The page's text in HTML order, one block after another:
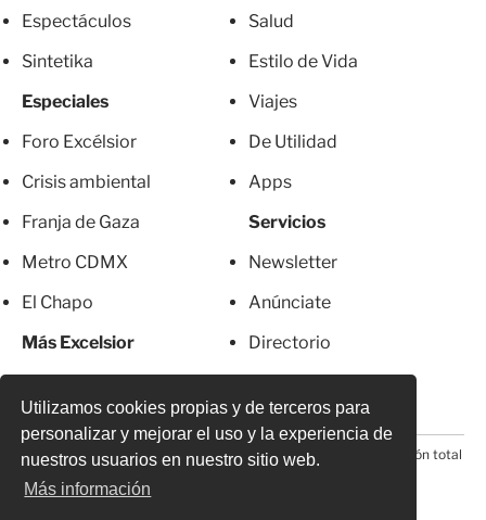
Utilizamos cookies propias y de terceros para
personalizar y mejorar el uso y la experiencia de
nuestros usuarios en nuestro sitio web.
Más información
Espectáculos
Sintetika
Especiales
Foro Excélsior
Crisis ambiental
Franja de Gaza
Metro CDMX
El Chapo
Más Excelsior
Salud
Estilo de Vida
Viajes
De Utilidad
Apps
Servicios
Newsletter
Anúnciate
Directorio
© 2026 Todos los derechos reservados. Prohibida la reproducción total
o parcial, incluyendo cualquier medio electrónico*